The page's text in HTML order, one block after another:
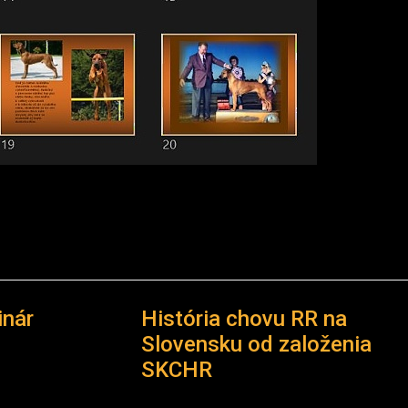
OD ZALOŽENIA SKCHR
História chovu RR na
Slovensku od založenia
SKCHR